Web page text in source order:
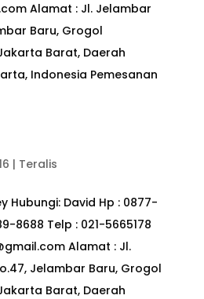
Alamat : Jl. Jelambar
Baru, Grogol
Barat, Daerah
Indonesia Pemesanan
| Teralis
Hubungi: David Hp : 0877-
8688 Telp : 021-5665178
Alamat : Jl.
Jelambar Baru, Grogol
Barat, Daerah